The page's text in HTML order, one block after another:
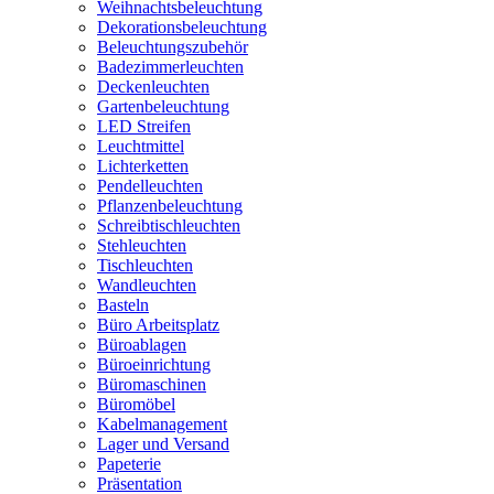
Weihnachtsbeleuchtung
Dekorationsbeleuchtung
Beleuchtungszubehör
Badezimmerleuchten
Deckenleuchten
Gartenbeleuchtung
LED Streifen
Leuchtmittel
Lichterketten
Pendelleuchten
Pflanzenbeleuchtung
Schreibtischleuchten
Stehleuchten
Tischleuchten
Wandleuchten
Basteln
Büro Arbeitsplatz
Büroablagen
Büroeinrichtung
Büromaschinen
Büromöbel
Kabelmanagement
Lager und Versand
Papeterie
Präsentation